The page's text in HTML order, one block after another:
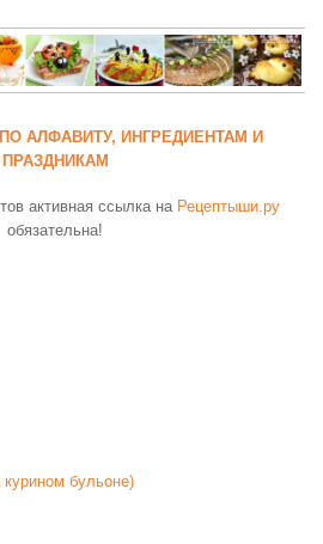
АЛФАВИТУ, ИНГРЕДИЕНТАМ И
ПРАЗДНИКАМ
активная ссылка на Рецептыши.ру
обязательна!
бульоне)